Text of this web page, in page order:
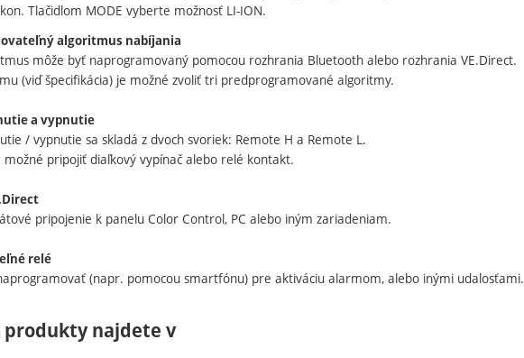
Tlačidlom MODE vyberte možnosť LI-ION.
algoritmus nabíjania
môže byť naprogramovaný pomocou rozhrania Bluetooth alebo rozhrania VE.Direct.
(viď špecifikácia) je možné zvoliť tri predprogramované algoritmy.
a vypnutie
/ vypnutie sa skladá z dvoch svoriek: Remote H a Remote L.
možné pripojiť diaľkový vypínač alebo relé kontakt.
pripojenie k panelu Color Control, PC alebo iným zariadeniam.
relé
(napr. pomocou smartfónu) pre aktiváciu alarmom, alebo inými udalosťami.
produkty najdete v